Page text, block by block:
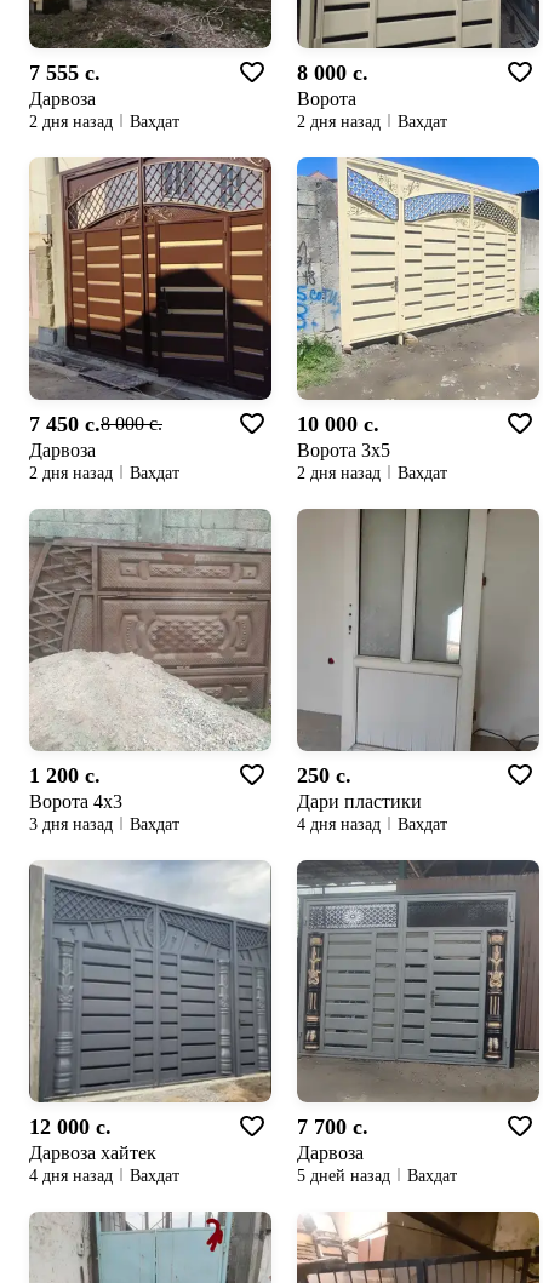
7 555 c.
Дарвоза
2 дня назад Вахдат
8 000 c.
Ворота
2 дня назад Вахдат
7 450 c.8 000 c.
Дарвоза
2 дня назад Вахдат
10 000 c.
Ворота 3х5
2 дня назад Вахдат
1 200 c.
Ворота 4x3
3 дня назад Вахдат
250 c.
Дари пластики
4 дня назад Вахдат
12 000 c.
Дарвоза хайтек
4 дня назад Вахдат
7 700 c.
Дарвоза
5 дней назад Вахдат